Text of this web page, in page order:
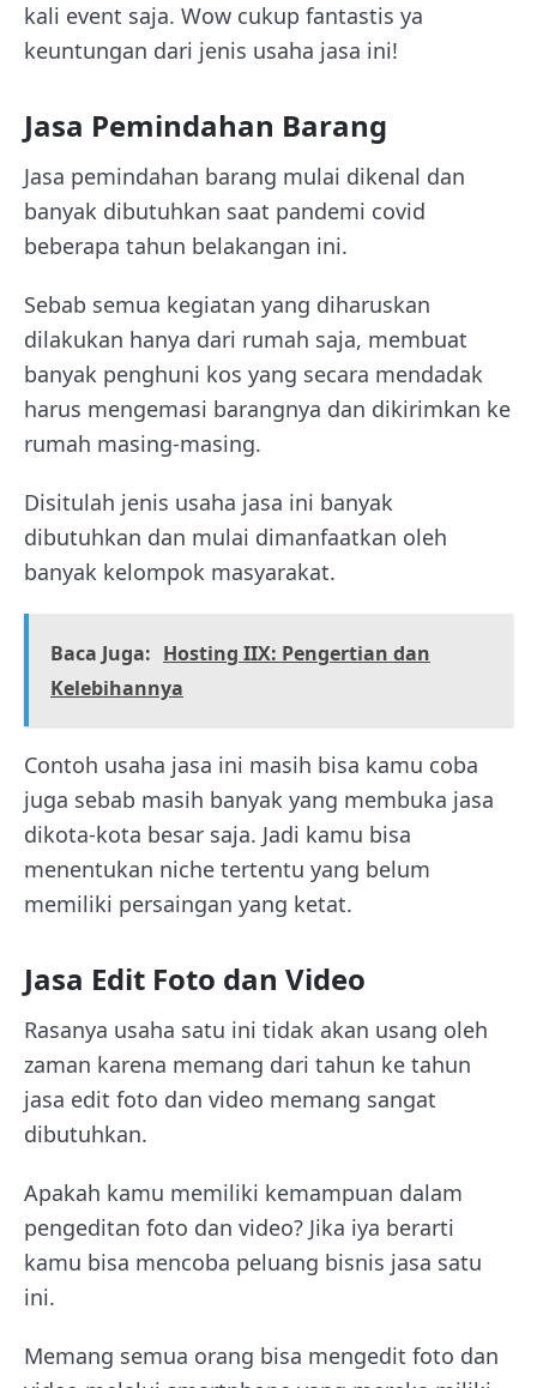
kali event saja. Wow cukup fantastis ya
keuntungan dari jenis usaha jasa ini!
Jasa Pemindahan Barang
Jasa pemindahan barang mulai dikenal dan
banyak dibutuhkan saat pandemi covid
beberapa tahun belakangan ini.
Sebab semua kegiatan yang diharuskan
dilakukan hanya dari rumah saja, membuat
banyak penghuni kos yang secara mendadak
harus mengemasi barangnya dan dikirimkan ke
rumah masing-masing.
Disitulah jenis usaha jasa ini banyak
dibutuhkan dan mulai dimanfaatkan oleh
banyak kelompok masyarakat.
Baca Juga: Hosting IIX: Pengertian dan
Kelebihannya
Contoh usaha jasa ini masih bisa kamu coba
juga sebab masih banyak yang membuka jasa
dikota-kota besar saja. Jadi kamu bisa
menentukan niche tertentu yang belum
memiliki persaingan yang ketat.
Jasa Edit Foto dan Video
Rasanya usaha satu ini tidak akan usang oleh
zaman karena memang dari tahun ke tahun
jasa edit foto dan video memang sangat
dibutuhkan.
Apakah kamu memiliki kemampuan dalam
pengeditan foto dan video? Jika iya berarti
kamu bisa mencoba peluang bisnis jasa satu
ini.
Memang semua orang bisa mengedit foto dan